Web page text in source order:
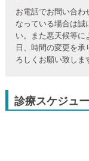
お電話でお問い合わ
なっている場合は誠
い。また悪天候等に
日、時間の変更を承
ろしくお願い致しま
診療スケジュ